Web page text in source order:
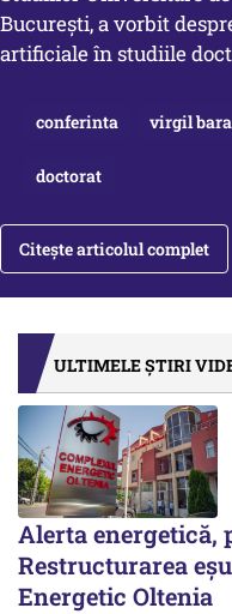
București, a vorbit
artificiale în studiile
conferinta virgil
doctorat
Citește articolul complet
ULTIMELE ȘTIRI
Alerta energetică,
Restructurarea
Energetic Oltenia